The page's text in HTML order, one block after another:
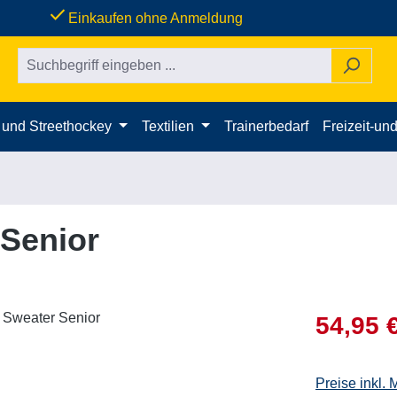
done Einkaufen ohne Anmeldung
und Streethockey Textilien Trainerbedarf Freizeit-
54,95
Preise inkl.